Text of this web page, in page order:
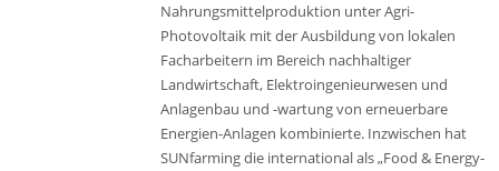
Nahrungsmittelproduktion unter Agri-
Photovoltaik mit der Ausbildung von lokalen
Facharbeitern im Bereich nachhaltiger
Landwirtschaft, Elektroingenieurwesen und
Anlagenbau und -wartung von erneuerbare
Energien-Anlagen kombinierte. Inzwischen hat
SUNfarming die international als „Food & Energy-